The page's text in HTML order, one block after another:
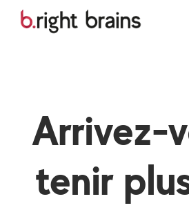
Skip
Arrivez-
tenir